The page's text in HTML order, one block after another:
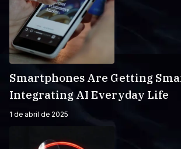
Smartphones Are Getting
Integrating AI Everyday Life
1 de abril de 2025